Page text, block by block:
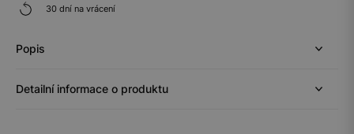
30 dní na vrácení
Popis
Detailní informace o produktu